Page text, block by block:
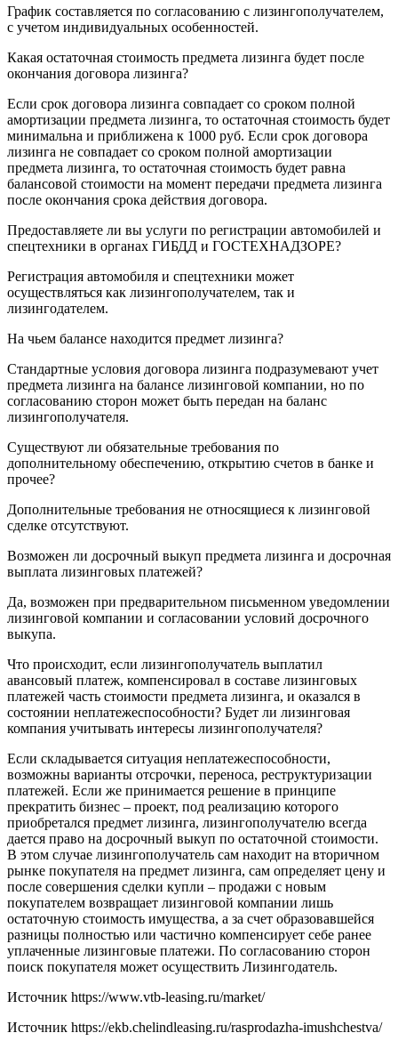
График составляется по согласованию с лизингополучателем,
с учетом индивидуальных особенностей.
Какая остаточная стоимость предмета лизинга будет после
окончания договора лизинга?
Если срок договора лизинга совпадает со сроком полной
амортизации предмета лизинга, то остаточная стоимость будет
минимальна и приближена к 1000 руб. Если срок договора
лизинга не совпадает со сроком полной амортизации
предмета лизинга, то остаточная стоимость будет равна
балансовой стоимости на момент передачи предмета лизинга
после окончания срока действия договора.
Предоставляете ли вы услуги по регистрации автомобилей и
спецтехники в органах ГИБДД и ГОСТЕХНАДЗОРЕ?
Регистрация автомобиля и спецтехники может
осуществляться как лизингополучателем, так и
лизингодателем.
На чьем балансе находится предмет лизинга?
Стандартные условия договора лизинга подразумевают учет
предмета лизинга на балансе лизинговой компании, но по
согласованию сторон может быть передан на баланс
лизингополучателя.
Существуют ли обязательные требования по
дополнительному обеспечению, открытию счетов в банке и
прочее?
Дополнительные требования не относящиеся к лизинговой
сделке отсутствуют.
Возможен ли досрочный выкуп предмета лизинга и досрочная
выплата лизинговых платежей?
Да, возможен при предварительном письменном уведомлении
лизинговой компании и согласовании условий досрочного
выкупа.
Что происходит, если лизингополучатель выплатил
авансовый платеж, компенсировал в составе лизинговых
платежей часть стоимости предмета лизинга, и оказался в
состоянии неплатежеспособности? Будет ли лизинговая
компания учитывать интересы лизингополучателя?
Если складывается ситуация неплатежеспособности,
возможны варианты отсрочки, переноса, реструктуризации
платежей. Если же принимается решение в принципе
прекратить бизнес – проект, под реализацию которого
приобретался предмет лизинга, лизингополучателю всегда
дается право на досрочный выкуп по остаточной стоимости.
В этом случае лизингополучатель сам находит на вторичном
рынке покупателя на предмет лизинга, сам определяет цену и
после совершения сделки купли – продажи с новым
покупателем возвращает лизинговой компании лишь
остаточную стоимость имущества, а за счет образовавшейся
разницы полностью или частично компенсирует себе ранее
уплаченные лизинговые платежи. По согласованию сторон
поиск покупателя может осуществить Лизингодатель.
Источник https://www.vtb-leasing.ru/market/
Источник https://ekb.chelindleasing.ru/rasprodazha-imushchestva/